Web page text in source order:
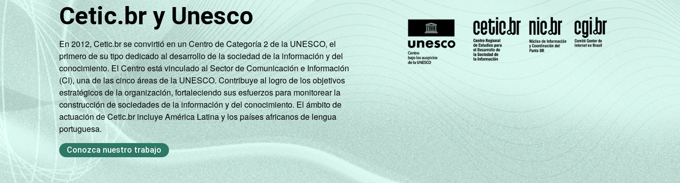
Cetic.br y Unesco
En 2012, Cetic.br se convirtió en un Centro de Categoría 2 de la UNESCO, el
primero de su tipo dedicado al desarrollo de la sociedad de la información y del
conocimiento. El Centro está vinculado al Sector de Comunicación e Información
(CI), una de las cinco áreas de la UNESCO. Contribuye al logro de los objetivos
estratégicos de la organización, fortaleciendo sus esfuerzos para monitorear la
construcción de sociedades de la información y del conocimiento. El ámbito de
actuación de Cetic.br incluye América Latina y los países africanos de lengua
portuguesa.
Conozca nuestro trabajo